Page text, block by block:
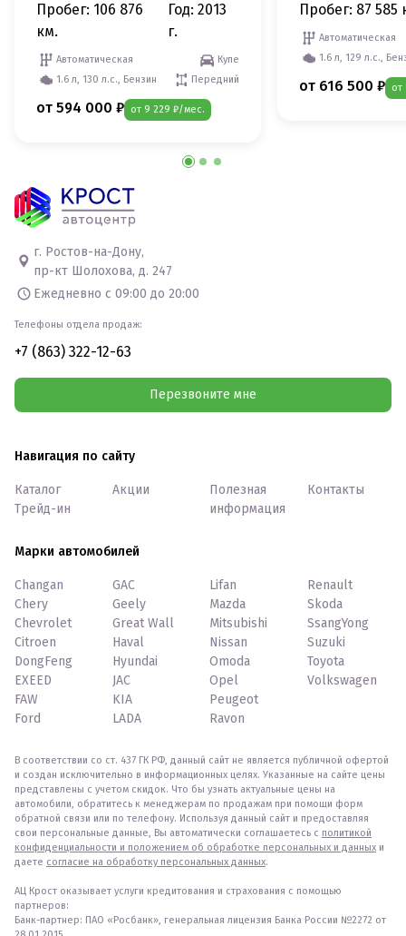
Пробег: 106 876
км.
Год: 2013
г.
Автоматическая
Купе
1.6 л, 130 л.с., Бензин
Передний
от 594 000 ₽ от 9 229 ₽/мес.
Пробег: 87 585
Автоматическая
1.6 л, 129 л.с.,
от 616 500 ₽ от
г. Ростов-на-Дону,
пр-кт Шолохова, д. 247
Ежедневно с 09:00 до 20:00
Телефоны отдела продаж:
+7 (863) 322-12-63
Перезвоните мне
Навигация по сайту
Каталог
Трейд-ин
Акции
Полезная
информация
Контакты
Марки автомобилей
Changan
Chery
Chevrolet
Citroen
DongFeng
EXEED
FAW
Ford
GAC
Geely
Great Wall
Haval
Hyundai
JAC
KIA
LADA
Lifan
Mazda
Mitsubishi
Nissan
Omoda
Opel
Peugeot
Ravon
Renault
Skoda
SsangYong
Suzuki
Toyota
Volkswagen
В соответствии со ст. 437 ГК РФ, данный сайт не является публичной офертой
и создан исключительно в информационных целях. Указанные на сайте цены
представлены с учетом скидок. Что бы узнать актуальные цены на
автомобили, обратитесь к менеджерам по продажам при помощи форм
обратной связи или по телефону. Используя данный сайт и предоставляя
свои персональные данные, Вы автоматически соглашаетесь с политикой
конфиденциальности и положением об обработке персональных и данных и
даете согласие на обработку персональных данных.
АЦ Крост оказывает услуги кредитования и страхования с помощью
партнеров:
Банк-партнер: ПАО «Росбанк», генеральная лицензия Банка России №2272 от